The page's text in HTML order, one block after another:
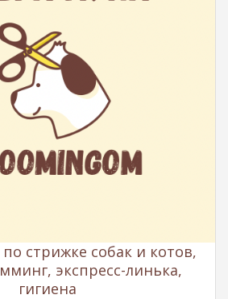
стрижке собак и котов,
экспресс-линька,
гигиена